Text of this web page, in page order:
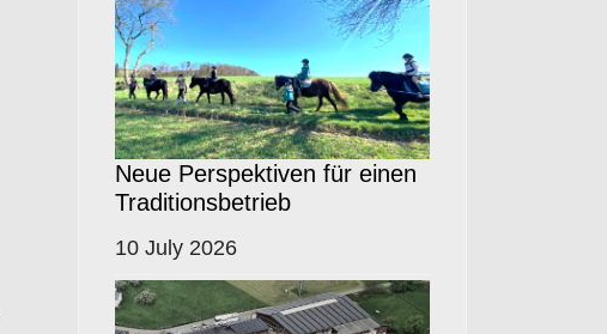
Neue Perspektiven für einen
Traditionsbetrieb
10 July 2026